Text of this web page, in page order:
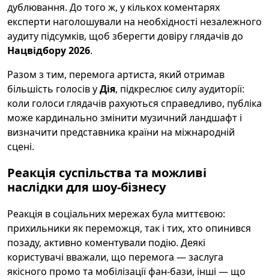
дублювання. До того ж, у кількох коментарях
експерти наголошували на необхідності незалежного
аудиту підсумків, щоб зберегти довіру глядачів до
Нацвідбору 2026.
Разом з тим, перемога артиста, який отримав
більшість голосів уДія, підкреслює силу аудиторії:
коли голоси глядачів рахуються справедливо, публіка
може кардинально змінити музичний ландшафт і
визначити представника країни на міжнародній
сцені.
Реакція суспільства та можливі
наслідки для шоу-бізнесу
Реакція в соціальних мережах була миттєвою:
прихильники як переможця, так і тих, хто опинився
позаду, активно коментували подію. Деякі
користувачі вважали, що перемога — заслуга
якісного промо та мобілізації фан-бази, інші — що